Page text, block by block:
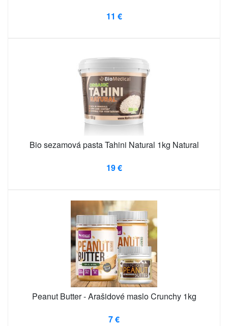
11 €
Bio sezamová pasta Tahini Natural 1kg Natural
19 €
Peanut Butter - Arašidové maslo Crunchy 1kg
7 €